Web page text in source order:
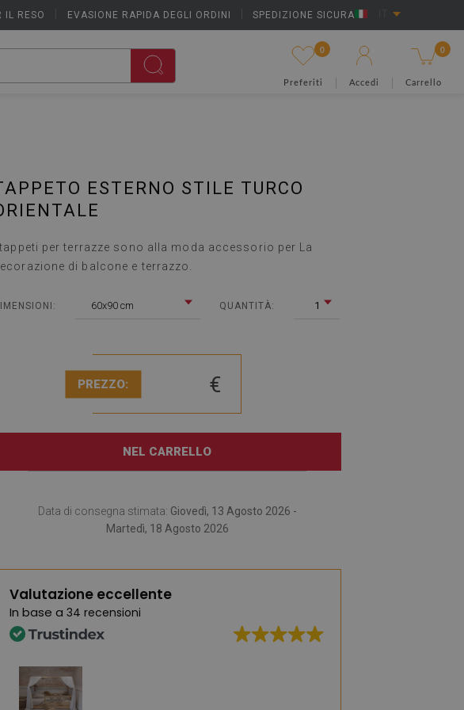
IL RESO EVASIONE RAPIDA DEGLI ORDINI SPEDIZIONE SICURA
0
Preferiti Accedi
0
Carrello
ESTERNO STILE TURCO
I tappeti per terrazze sono alla moda accessorio per La
di balcone e terrazzo.
60x90 cm QUANTITÀ: 1
PREZZO: €
NEL CARRELLO
Data di consegna stimata: Giovedì, 13 Agosto 2026 -
Martedì, 18 Agosto 2026
Valutazione eccellente
In base a 34 recensioni